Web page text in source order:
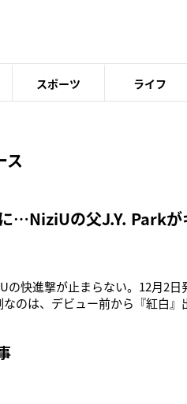
スポーツ ライフ
ス
…NiziUの父J.Y. Parkが
の快進撃が止まらない。12月2
のは、デビュー前から『紅白
を生んだオーディション番組